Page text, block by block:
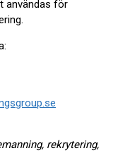
användas för
rekrytering,